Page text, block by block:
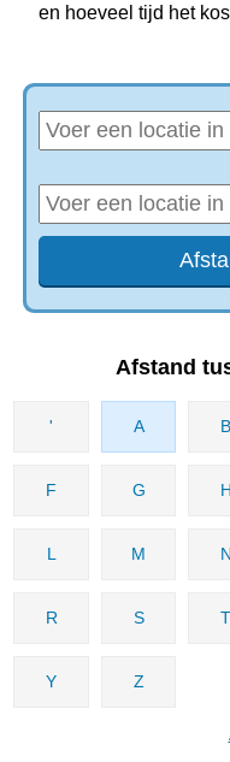
en hoeveel tijd het
Afstand
' A B
F G H
L M N
R S T
Y Z